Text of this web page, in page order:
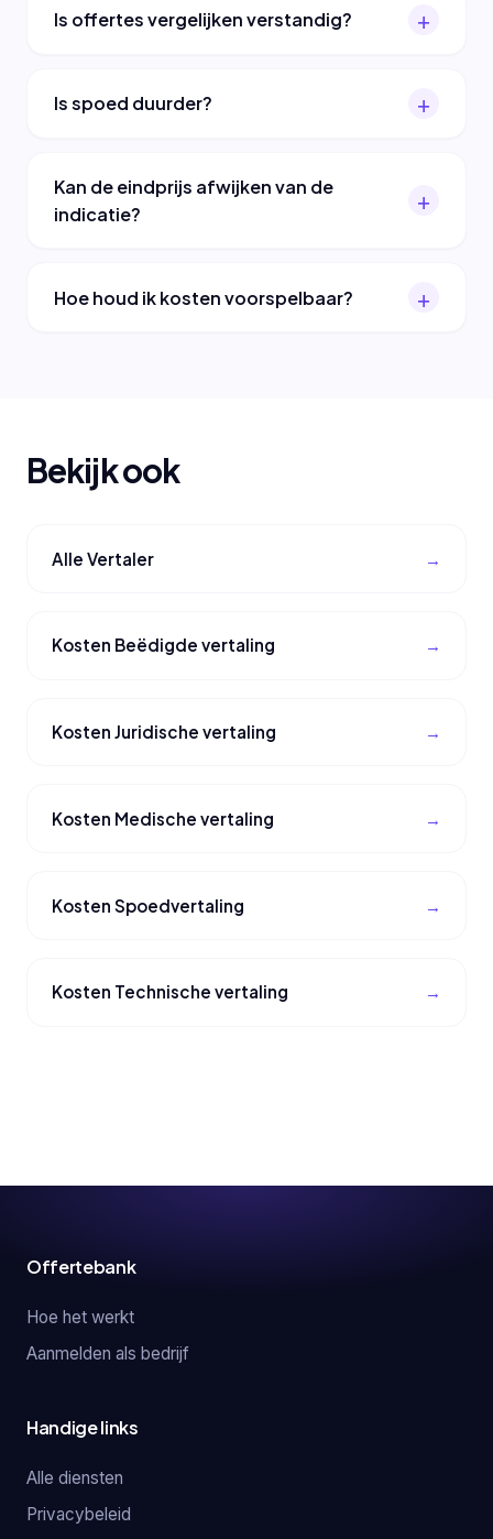
Is offertes vergelijken verstandig?
Is spoed duurder?
Kan de eindprijs afwijken van de
indicatie?
Hoe houd ik kosten voorspelbaar?
Bekijk ook
Alle Vertaler
Kosten Beëdigde vertaling
Kosten Juridische vertaling
Kosten Medische vertaling
Kosten Spoedvertaling
Kosten Technische vertaling
Offertebank
Hoe het werkt
Aanmelden als bedrijf
Handige links
Alle diensten
Privacybeleid